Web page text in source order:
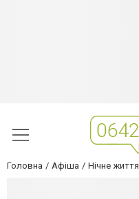
Головна Афіша Нічне життя